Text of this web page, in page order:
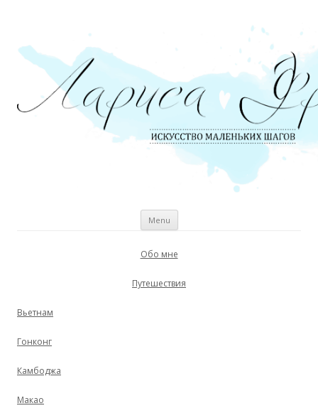
Menu Skip to content
Обо мне
Путешествия
Вьетнам
Гонконг
Камбоджа
Макао